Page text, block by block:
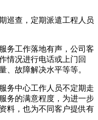
巡查，定期派遣工程人员
务工作落地有声，公司客
情况进行电话或上门回
、故障解决水平等等。
务中心工作人员不定期走
务的满意程度，为进一步
料，也为不同客户提供有